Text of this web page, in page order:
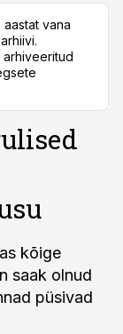
vana
arhiveeritud
kõige
saak olnud
püsivad